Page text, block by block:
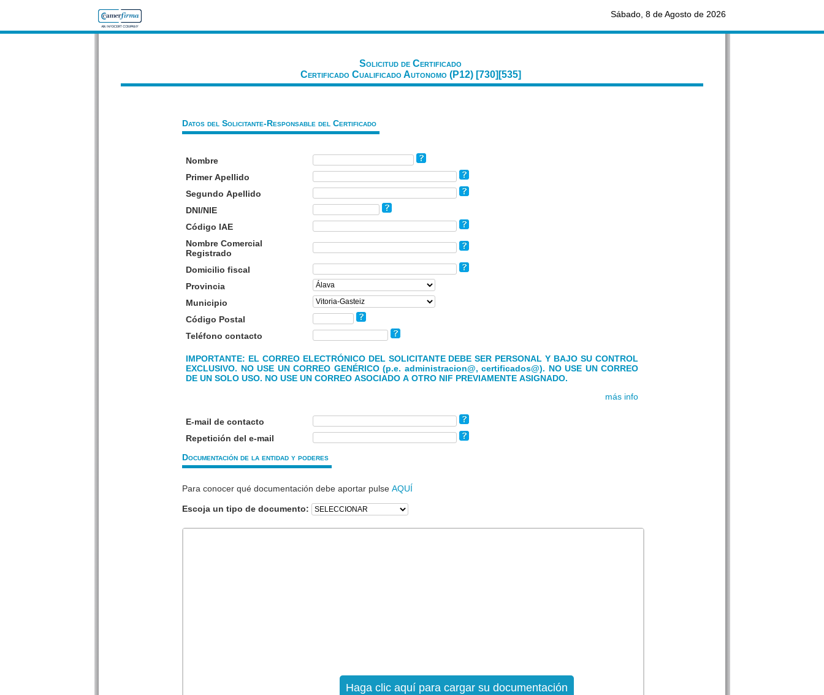
Sábado, 8 de Agosto de 2026
Solicitud de Certificado
Certificado Cualificado Autonomo (P12) [730][535]
Datos del Solicitante-Responsable del Certificado
Nombre
Primer Apellido
Segundo Apellido
DNI/NIE
Código IAE
Nombre Comercial
Registrado
Domicilio fiscal
Provincia
Municipio
Código Postal
Teléfono contacto
IMPORTANTE: EL CORREO ELECTRÓNICO DEL SOLICITANTE DEBE SER PERSONAL Y BAJO SU CONTROL
EXCLUSIVO. NO USE UN CORREO GENÉRICO (p.e. administracion@, certificados@). NO USE UN CORREO
DE UN SOLO USO. NO USE UN CORREO ASOCIADO A OTRO NIF PREVIAMENTE ASIGNADO.
más info
E-mail de contacto
Repetición del e-mail
Documentación de la entidad y poderes
Para conocer qué documentación debe aportar pulse AQUÍ
Escoja un tipo de documento:
Haga clic aquí para cargar su documentación